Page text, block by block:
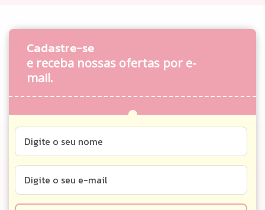
Cadastre-se
e receba nossas ofertas por e-
mail.